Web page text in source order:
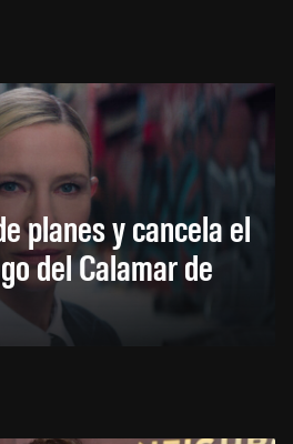
planes y cancela el
del Calamar de